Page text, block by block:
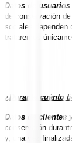
Datos de
de conservación
sociales
trataremos
¿Durante cuánto
Datos de clientes
conservarán
y, una vez